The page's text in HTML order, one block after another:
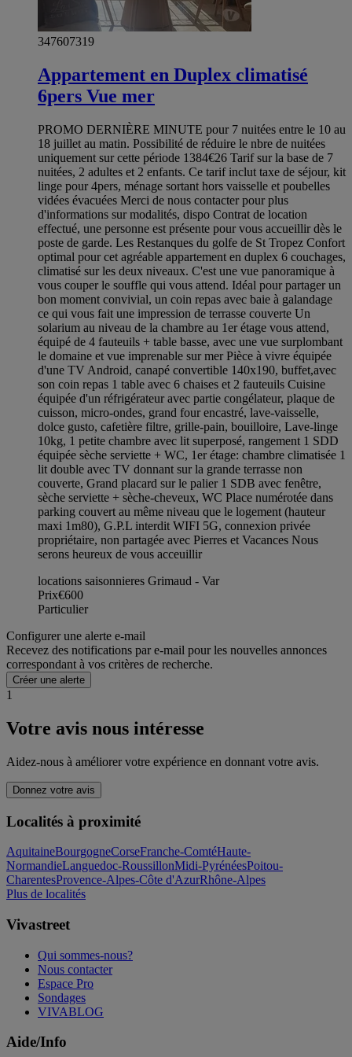
347607319
Appartement en Duplex climatisé
6pers Vue mer
PROMO DERNIÈRE MINUTE pour 7 nuitées entre le 10 au
18 juillet au matin. Possibilité de réduire le nbre de nuitées
uniquement sur cette période 1384€26 Tarif sur la base de 7
nuitées, 2 adultes et 2 enfants. Ce tarif inclut taxe de séjour, kit
linge pour 4pers, ménage sortant hors vaisselle et poubelles
vidées évacuées Merci de nous contacter pour plus
d'informations sur modalités, dispo Contrat de location
effectué, une personne est présente pour vous accueillir dès le
poste de garde. Les Restanques du golfe de St Tropez Confort
optimal pour cet agréable appartement en duplex 6 couchages,
climatisé sur les deux niveaux. C'est une vue panoramique à
vous couper le souffle qui vous attend. Idéal pour partager un
bon moment convivial, un coin repas avec baie à galandage
ce qui vous fait une impression de terrasse couverte Un
solarium au niveau de la chambre au 1er étage vous attend,
équipé de 4 fauteuils + table basse, avec une vue surplombant
le domaine et vue imprenable sur mer Pièce à vivre équipée
d'une TV Android, canapé convertible 140x190, buffet,avec
son coin repas 1 table avec 6 chaises et 2 fauteuils Cuisine
équipée d'un réfrigérateur avec partie congélateur, plaque de
cuisson, micro-ondes, grand four encastré, lave-vaisselle,
dolce gusto, cafetière filtre, grille-pain, bouilloire, Lave-linge
10kg, 1 petite chambre avec lit superposé, rangement 1 SDD
équipée sèche serviette + WC, 1er étage: chambre climatisée 1
lit double avec TV donnant sur la grande terrasse non
couverte, Grand placard sur le palier 1 SDB avec fenêtre,
sèche serviette + sèche-cheveux, WC Place numérotée dans
parking couvert au même niveau que le logement (hauteur
maxi 1m80), G.P.L interdit WIFI 5G, connexion privée
propriétaire, non partagée avec Pierres et Vacances Nous
serons heureux de vous acceuillir
locations saisonnieres Grimaud - Var
Prix€600
Particulier
Configurer une alerte e-mail
Recevez des notifications par e-mail pour les nouvelles annonces
correspondant à vos critères de recherche.
Créer une alerte
1
Votre avis nous intéresse
Aidez-nous à améliorer votre expérience en donnant votre avis.
Donnez votre avis
Localités à proximité
AquitaineBourgogneCorseFranche-ComtéHaute-
NormandieLanguedoc-RoussillonMidi-PyrénéesPoitou-
CharentesProvence-Alpes-Côte d'AzurRhône-Alpes
Plus de localités
Vivastreet
Qui sommes-nous?
Nous contacter
Espace Pro
Sondages
VIVABLOG
Aide/Info